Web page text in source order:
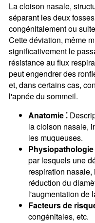
La cloison nasale,
séparant les deux
congénitalement ou
Cette déviation, même
significativement le
résistance au flux
peut engendrer des
et, dans certains cas,
l'apnée du sommeil.
Anatomie ⁚
la cloison nasale,
les muqueuses.
Physiopathologie
par lesquels une
respiration
réduction du
l'augmentation de
Facteurs de
congénitales, etc.